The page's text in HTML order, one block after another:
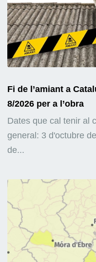
Fi de l’amiant a
8/2026 per a l’obra
Dates que cal tenir al
general: 3 d'octubre
de...